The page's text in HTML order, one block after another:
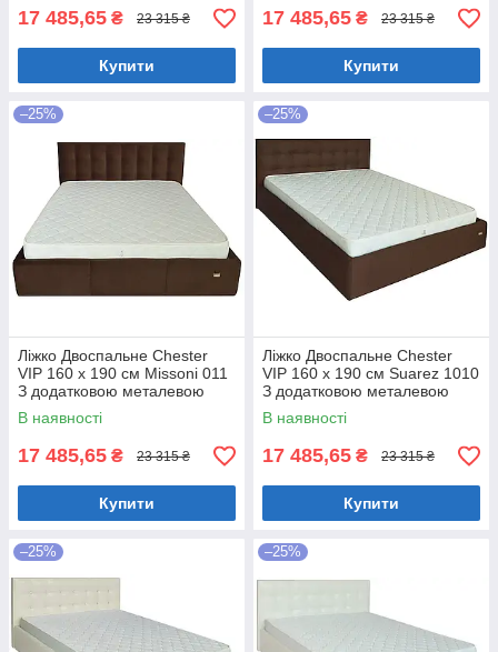
17 485,65 ₴ 23 315 ₴
Купити
17 485,65 ₴ 23 315 ₴
Купити
–25%
Ліжко Двоспальне Chester
VIP 160 х 190 см Missoni 011
З додатковою металевою
цільнозварною рамою
Темно-коричневий
В наявності
17 485,65 ₴ 23 315 ₴
Купити
–25%
Ліжко Двоспальне Chester
VIP 160 х 190 см Suarez 1010
З додатковою металевою
цільнозварною рамою
Коричневий
В наявності
17 485,65 ₴ 23 315 ₴
Купити
–25% –25%